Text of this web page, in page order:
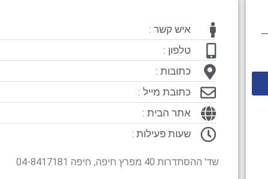
איש קשר :
טלפון :
כתובות :
כתובת מייל :
אתר הבית :
שעות פעילות :
שד' ההסתדרות 40 מפרץ חיפה, חיפה 04-8417181